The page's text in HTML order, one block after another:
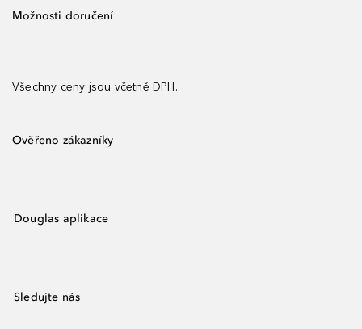
Možnosti doručení
Všechny ceny jsou včetně DPH.
Ověřeno zákazníky
Douglas aplikace
Sledujte nás